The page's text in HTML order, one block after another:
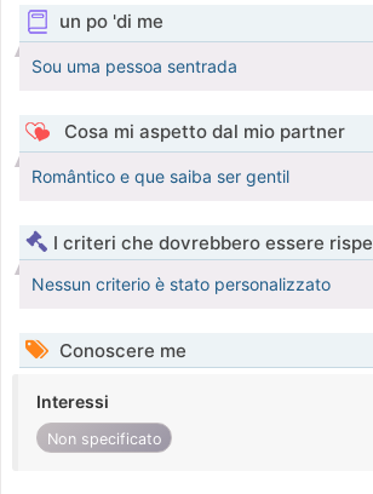
un po 'di me
Sou uma pessoa sentrada
Cosa mi aspetto dal mio partner
Romântico e que saiba ser gentil
I criteri che dovrebbero essere
Nessun criterio è stato personalizzato
Conoscere me
Interessi
Non specificato